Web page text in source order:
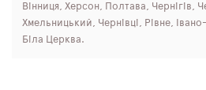
Вінниця, Херсон, Полтава, Чернігів,
Хмельницький, Чернівці, Рівне,
Біла Церква.